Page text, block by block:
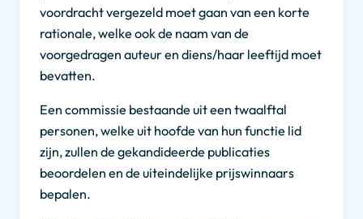
voordracht vergezeld moet gaan van een korte
rationale, welke ook de naam van de
voorgedragen auteur en diens/haar leeftijd moet
bevatten.
Een commissie bestaande uit een twaalftal
personen, welke uit hoofde van hun functie lid
zijn, zullen de gekandideerde publicaties
beoordelen en de uiteindelijke prijswinnaars
bepalen.